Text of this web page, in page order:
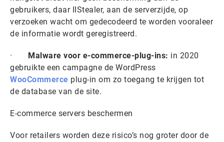
gebruikers, daar IIStealer, aan de serverzijde, op
verzoeken wacht om gedecodeerd te worden vooraleer
de informatie wordt geregistreerd.
· Malware voor e-commerce-plug-ins: in 2020
gebruikte een campagne de WordPress
WooCommerce plug-in om zo toegang te krijgen tot
de database van de site.
E-commerce servers beschermen
Voor retailers worden deze risico’s nog groter door de